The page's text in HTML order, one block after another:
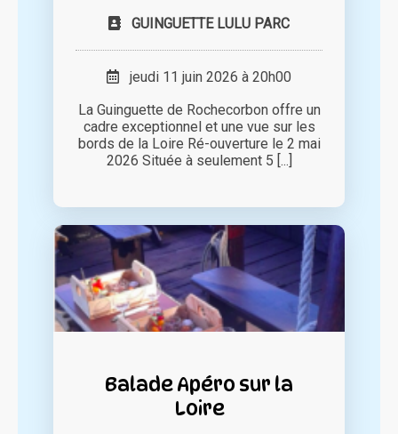
GUINGUETTE LULU PARC
jeudi 11 juin 2026 à 20h00
La Guinguette de Rochecorbon offre un
cadre exceptionnel et une vue sur les
bords de la Loire Ré-ouverture le 2 mai
2026 Située à seulement 5 [...]
Balade Apéro sur la
Loire